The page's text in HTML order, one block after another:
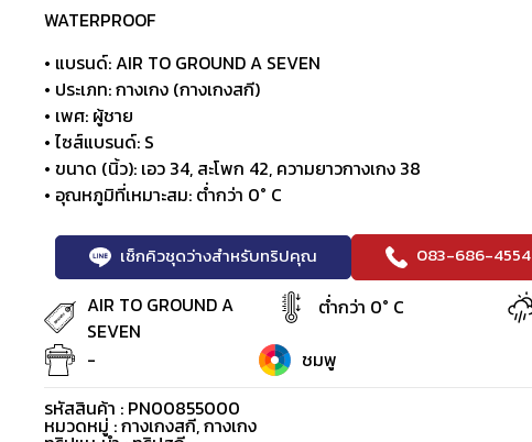
WATERPROOF
• แบรนด์: AIR TO GROUND A SEVEN
• ประเภท: กางเกง (กางเกงสกี)
• เพศ: ผู้ชาย
• ไซส์แบรนด์: S
• ขนาด (นิ้ว): เอว 34, สะโพก 42, ความยาวกางเกง 38
• อุณหภูมิที่เหมาะสม: ต่ำกว่า 0° C
เช็กคิวชุดว่างสำหรับทริปคุณ 083-686-4554
AIR TO GROUND A
SEVEN
ต่ำกว่า 0° C
-
ชมพู
รหัสสินค้า : PN00855000
หมวดหมู่ :กางเกงสกี,กางเกง